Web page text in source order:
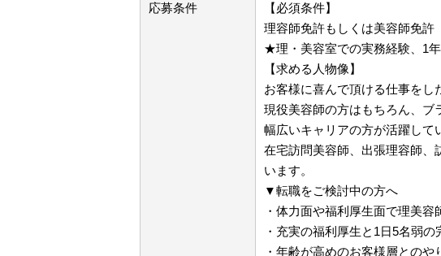
応募条件
【必須条件】
理容師免許もしくは美容師免許
★理・美容室での実務経験、1
【求める人物像】
お客様に喜んで頂ける仕事を
現役美容師の方はもちろん、ブ
幅広いキャリアの方が活躍して
在宅訪問美容師、出張理容師、
います。
▼転職をご検討中の方へ
・体力面や福利厚生面で理美
・充実の福利厚生と1日5名弱
・年齢が高めのお客様層とのや